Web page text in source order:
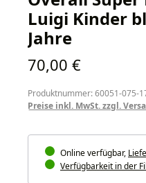
Luigi Kinder
Jahre
Regulärer Preis:
70,00 €
Produktnummer: 60051-075-
Preise inkl. MwSt. zzgl.
Online verfügbar,
Verfügbarkeit in der